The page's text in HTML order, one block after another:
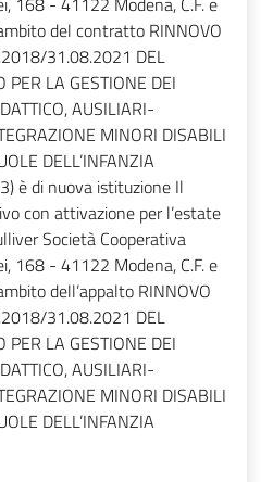
del contratto RINNOVO
31.08.2021 DEL
PER LA GESTIONE DEI
AUSILIARI-
MINORI DISABILI
DELL’INFANZIA
è di nuova istituzione Il
con attivazione per l’estate
Società Cooperativa
168 - 41122 Modena, C.F. e
dell’appalto RINNOVO
31.08.2021 DEL
PER LA GESTIONE DEI
AUSILIARI-
MINORI DISABILI
DELL’INFANZIA